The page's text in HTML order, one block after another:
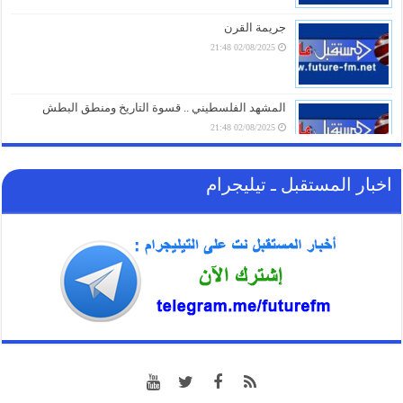
جريمة القرن
02/08/2025 21:48
المشهد الفلسطيني .. قسوة التاريخ ومنطق البطش
02/08/2025 21:48
اخبار المستقبل ـ تيليجرام